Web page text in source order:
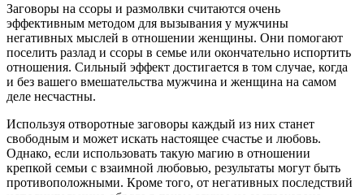
Заговоры на ссоры и размолвки считаются очень
эффективным методом для вызывания у мужчины
негативных мыслей в отношении женщины. Они помогают
поселить разлад и ссоры в семье или окончательно испортить
отношения. Сильный эффект достигается в том случае, когда
и без вашего вмешательства мужчина и женщина на самом
деле несчастны.
Используя отворотные заговоры каждый из них станет
свободным и может искать настоящее счастье и любовь.
Однако, если использовать такую магию в отношении
крепкой семьи с взаимной любовью, результаты могут быть
противоположными. Кроме того, от негативных последствий